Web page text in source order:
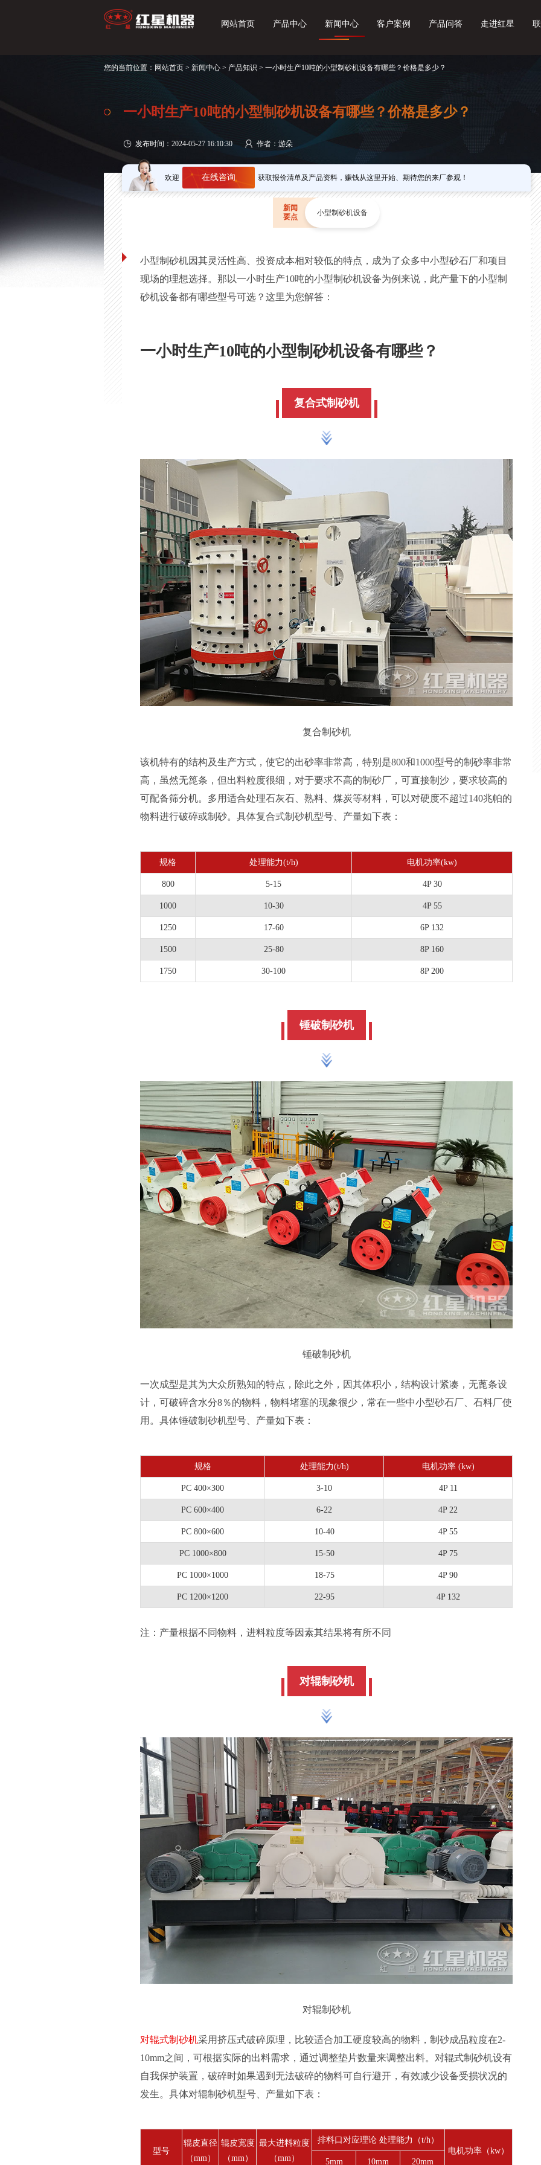
网站首页 产品中心 新闻中心 客户案例 产品问答 走进红星
您的当前位置： 网站首页 > 新闻中心 > 产品知识 > 一小时生产10吨的小型制砂机设备有哪些？价格是多少？
一小时生产10吨的小型制砂机设备有哪些？价格是多少？
发布时间：2024-05-27 16:10:30 作者：游朵
欢迎 在线咨询 获取报价清单及产品资料，赚钱从这里开始、期待您的来厂参观！
新闻
要点
小型制砂机设备
小型制砂机因其灵活性高、投资成本相对较低的特点，成为了众多中小型砂石厂和项目
现场的理想选择。那以一小时生产10吨的小型制砂机设备为例来说，此产量下的小型制
砂机设备都有哪些型号可选？这里为您解答：
一小时生产10吨的小型制砂机设备有哪些？
复合式制砂机
复合制砂机
该机特有的结构及生产方式，使它的出砂率非常高，特别是800和1000型号的制砂率非常
高，虽然无箆条，但出料粒度很细，对于要求不高的制砂厂，可直接制沙，要求较高的
可配备筛分机。多用适合处理石灰石、熟料、煤炭等材料，可以对硬度不超过140兆帕的
物料进行破碎或制砂。具体复合式制砂机型号、产量如下表：
规格 处理能力(t/h) 电机功率(kw)
800 5-15 4P 30
1000 10-30 4P 55
1250 17-60 6P 132
1500 25-80 8P 160
1750 30-100 8P 200
锤破制砂机
锤破制砂机
一次成型是其为大众所熟知的特点，除此之外，因其体积小，结构设计紧凑，无蓖条设
计，可破碎含水分8％的物料，物料堵塞的现象很少，常在一些中小型砂石厂、石料厂使
用。具体锤破制砂机型号、产量如下表：
规格 处理能力(t/h) 电机功率 (kw)
PC 400×300 3-10 4P 11
PC 600×400 6-22 4P 22
PC 800×600 10-40 4P 55
PC 1000×800 15-50 4P 75
PC 1000×1000 18-75 4P 90
PC 1200×1200 22-95 4P 132
注：产量根据不同物料，进料粒度等因素其结果将有所不同
对辊制砂机
对辊制砂机
对辊式制砂机采用挤压式破碎原理，比较适合加工硬度较高的物料，制砂成品粒度在2-
10mm之间，可根据实际的出料需求，通过调整垫片数量来调整出料。对辊式制砂机设有
自我保护装置，破碎时如果遇到无法破碎的物料可自行避开，有效减少设备受损状况的
发生。具体对辊制砂机型号、产量如下表：
型号
辊皮直径
（mm）
辊皮宽度
（mm）
最大进料粒度
（mm）
排料口对应理论 处理能力（t/h）
电机功率（kw）
5mm
10mm 20mm